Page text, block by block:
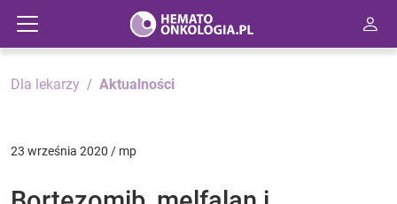
Dla lekarzy Aktualności
23 września 2020 / mp